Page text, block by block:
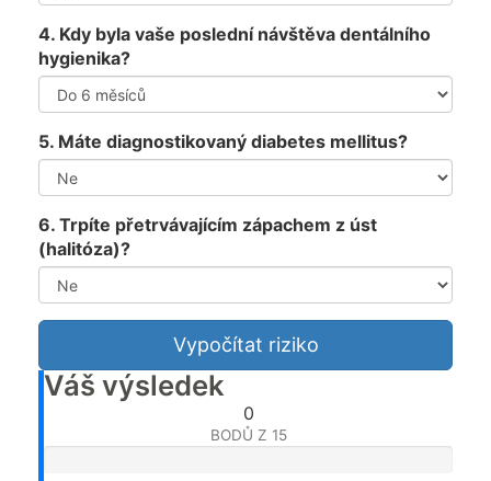
4. Kdy byla vaše poslední návštěva dentálního
hygienika?
5. Máte diagnostikovaný diabetes mellitus?
6. Trpíte přetrvávajícím zápachem z úst
(halitóza)?
Vypočítat riziko
Váš výsledek
0
BODŮ Z 15